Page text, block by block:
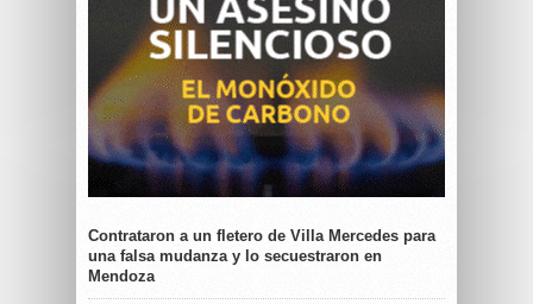
Contrataron a un fletero de Villa Mercedes para
una falsa mudanza y lo secuestraron en
Mendoza